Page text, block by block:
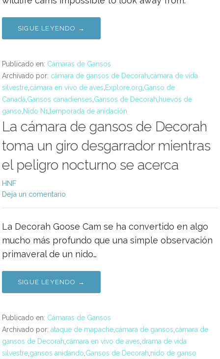
SIGUE LEYENDO →
Publicado en: Cámaras de Gansos
Archivado por: cámara de gansos de Decorah cámara de vida
silvestre cámara en vivo de aves Explore.org Ganso de
Canadá Gansos canadienses Gansos de Decorah huevos de
ganso Nido N1 temporada de anidación
La cámara de gansos de Decorah
toma un giro desgarrador mientras
el peligro nocturno se acerca
HNF
Deja un comentario
La Decorah Goose Cam se ha convertido en algo
mucho más profundo que una simple observación
primaveral de un nido…
SIGUE LEYENDO →
Publicado en: Cámaras de Gansos
Archivado por: ataque de mapache cámara de gansos cámara de
gansos de Decorah cámara en vivo de aves drama de vida
silvestre gansos anidando Gansos de Decorah nido de ganso